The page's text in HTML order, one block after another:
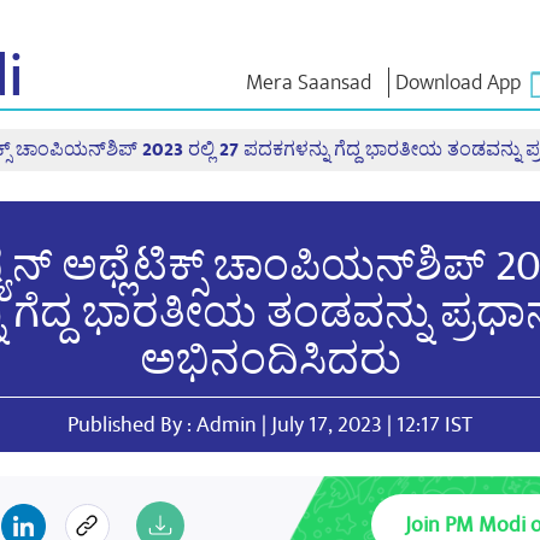
Mera Saansad Download App
ಆಡಳಿತದ ದೃಷ್ಟಿಕೋನ
ಇನ್ಫೋಗ್ರಾಫಿಕ್ಸ್
ಒಳನೋಟಗಳು
ವರ್ಗಗಳು
NaMo Merchandise
Motherhood
ಅಂತಾರಾಷ್ಟ್ರೀಯ
Kashi Vikas Yatra
ಎನ್ . ಎಂ
ಉಲ್ಲೇಖಗಳು
ಭಾಷಣಗಳು
ಭಾಷಣದ
ಚಾಂಪಿಯನ್‌ಶಿಪ್ 2023 ರಲ್ಲಿ 27 ಪದಕಗಳನ್ನು ಗೆದ್ದ ಭಾರತೀಯ ತಂಡವನ್ನು
ಅಥ್ಲೆಟಿಕ್ಸ್ ಚಾಂಪಿಯನ್‌ಶಿಪ್
ಗೆದ್ದ ಭಾರತೀಯ ತಂಡವನ್ನು
ಅಭಿನಂದಿಸಿದರು
Published By : Admin | July 17, 2023 | 12:17 IST
Join PM Modi